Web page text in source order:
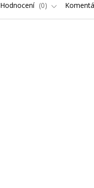
Hodnocení 0